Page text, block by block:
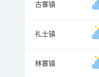
古寨镇
礼士镇
林寨镇